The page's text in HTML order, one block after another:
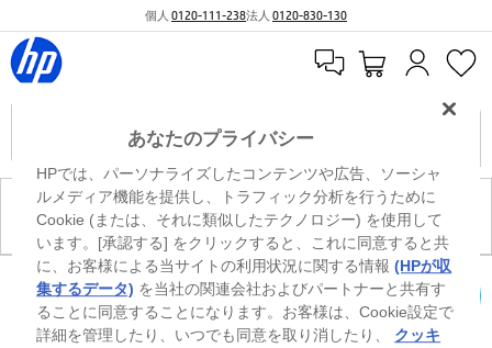
個人 0120-111-238法人 0120-830-130
現在、このカテゴリには商品がありません。
カートを確認
※ Windowsのすべてのエディションまたはバージョンで、すべての機能を使用でき
るわけではありません。Windowsの機能を最大限に活用するには、システムのハ
ードウェア、ドライバー、ソフトウェアのアップグレードおよび/または別途購
入、あるいはBIOSのアップデートが必要になる場合があります。Windowsは自動
あなたのプライバシー
HPでは、パーソナライズしたコンテンツや広告、ソーシャ
ルメディア機能を提供し、トラフィック分析を行うために
Cookie (または、それに類似したテクノロジー) を使用して
います。[承認する] をクリックすると、これに同意すると共
に、お客様による当サイトの利用状況に関する情報(HPが収
集するデータ) を当社の関連会社およびパートナーと共有す
ることに同意することになります。お客様は、Cookie設定で
詳細を管理したり、いつでも同意を取り消したり、 クッキ